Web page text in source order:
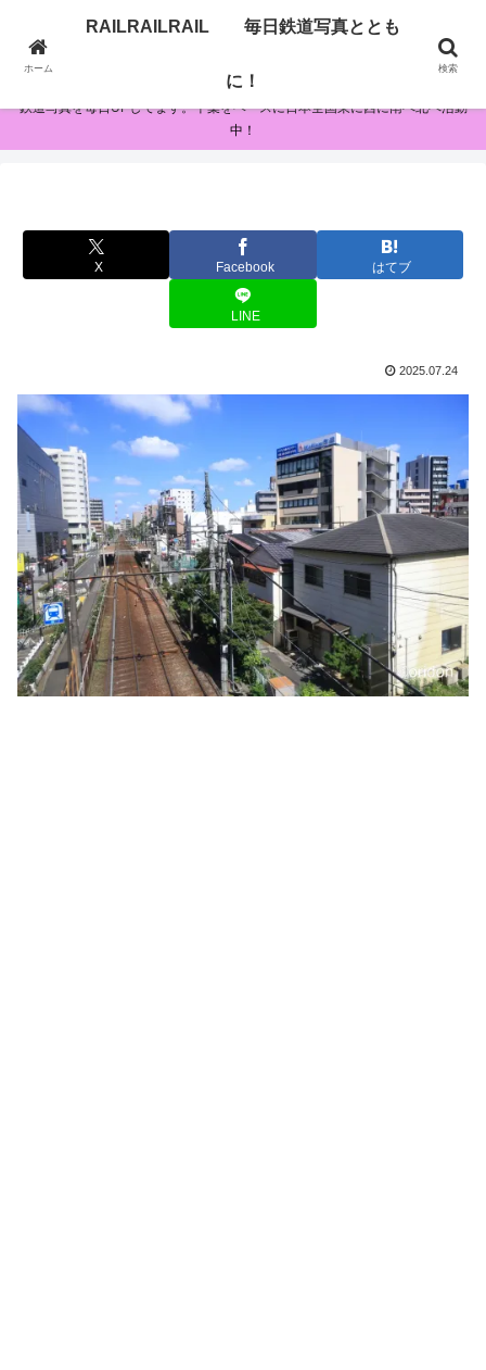
RAILRAILRAIL 毎日鉄道写真とともに！
鉄道写真を毎日UPしてます。千葉をベースに日本全国東に西に南へ北へ活動
中！
X Facebook はてブ
LINE
2025.07.24
ホーム
RAILRAILRAIL 毎日鉄道写真ととも
に！
検索